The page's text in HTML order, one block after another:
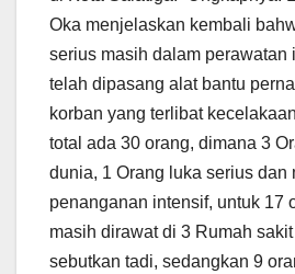
Oka menjelaskan kembali
serius masih dalam perawatan
telah dipasang alat bantu
korban yang terlibat
total ada 30 orang, dimana 3
dunia, 1 Orang luka serius dan
penanganan intensif, untuk 17
masih dirawat di 3 Rumah
sebutkan tadi, sedangkan 9